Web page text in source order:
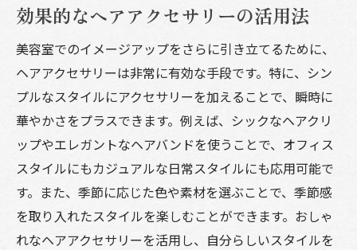
効果的なヘアアクセサリーの活用法
美容室でのイメージアップをさらに引き立てるために、
ヘアアクセサリーは非常に有効な手段です。特に、シン
プルなスタイルにアクセサリーを加えることで、瞬時に
華やかさをプラスできます。例えば、シックなヘアクリ
ップやエレガントなヘアバンドを使うことで、オフィス
スタイルにもカジュアルな日常スタイルにも応用可能で
す。また、季節に応じた色や素材を選ぶことで、季節感
を取り入れたスタイルを楽しむことができます。おしゃ
れなヘアアクセサリーを活用し、自分らしいスタイルを